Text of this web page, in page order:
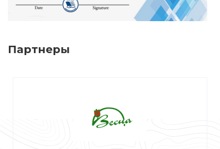
Партнеры